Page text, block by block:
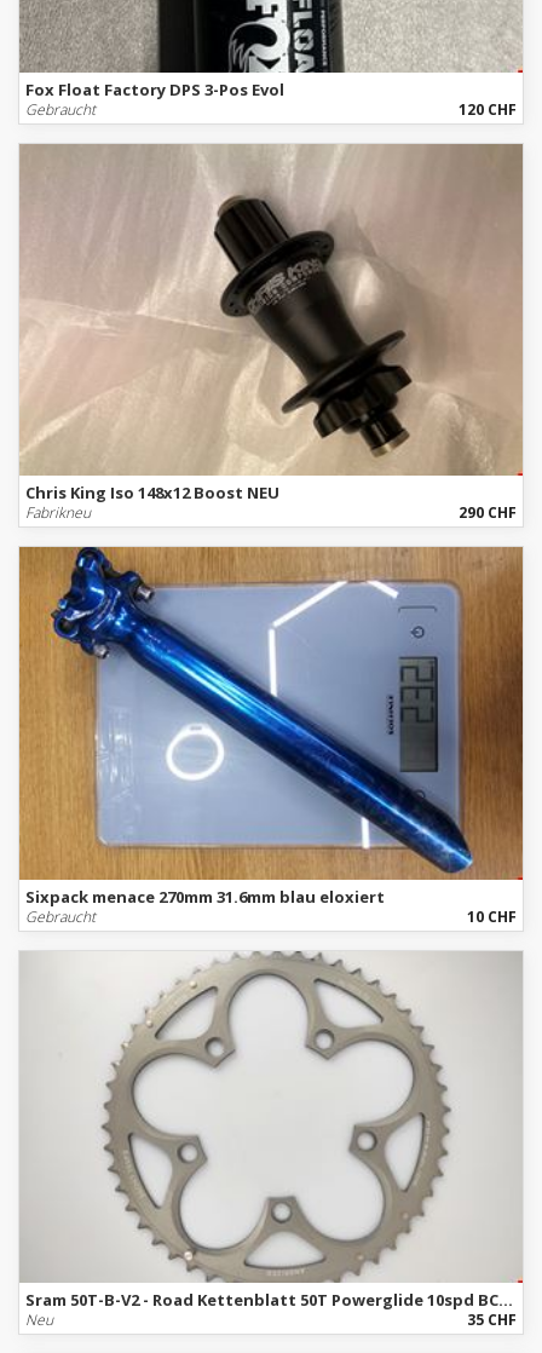
Fox Float Factory DPS 3-Pos Evol
Gebraucht 120 CHF
Chris King Iso 148x12 Boost NEU
Fabrikneu 290 CHF
Sixpack menace 270mm 31.6mm blau eloxiert
Gebraucht 10 CHF
Sram 50T-B-V2 - Road Kettenblatt 50T Powerglide 10spd BCD 110/5
Neu 35 CHF